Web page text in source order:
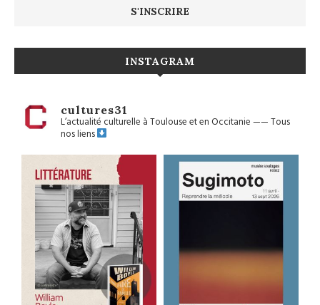
INSTAGRAM
cultures31
L’actualité culturelle à Toulouse et en Occitanie——Tous
nos liens